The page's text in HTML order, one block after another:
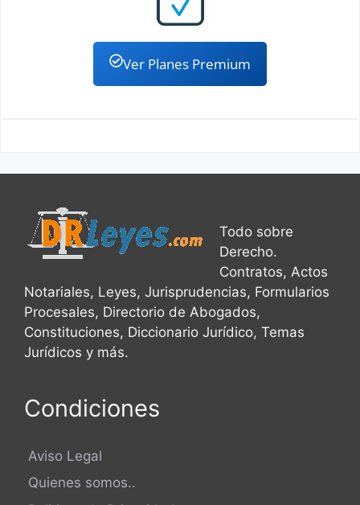
Ver Planes Premium
Todo sobre
Derecho.
Contratos, Actos
Notariales, Leyes, Jurisprudencias, Formularios
Procesales, Directorio de Abogados,
Constituciones, Diccionario Jurídico, Temas
Jurídicos y más.
Condiciones
Aviso Legal
Quienes somos..